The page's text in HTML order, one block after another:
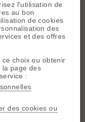
du Col de
longtemps autour
derniere mais
entre 15 et 20
à rana73 qui etait
à 18:19)
Je
demandez le SAV
l'utilisation de
au bon
de cookies
des
et des offres
choix ou obtenir
la page des
:
des cookies ou